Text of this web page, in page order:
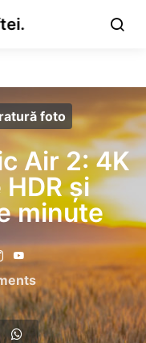
foto
Air 2: 4K
și
minute